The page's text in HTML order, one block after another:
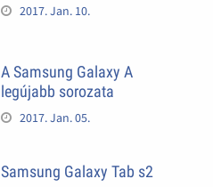
2017. Jan. 10.
A Samsung Galaxy A
legújabb sorozata
2017. Jan. 05.
Samsung Galaxy Tab s2